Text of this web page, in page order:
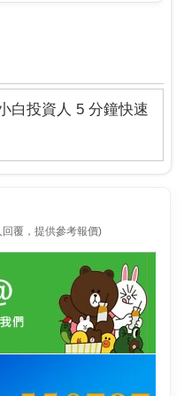
白投資人 5 分鐘快速
回覆，提供參考報價)